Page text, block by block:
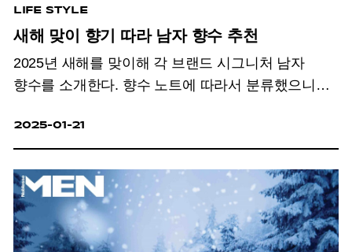
LIFE STYLE
새해 맞이 향기 따라 남자 향수 추천
2025년 새해를 맞이해 각 브랜드 시그니처 남자
향수를 소개한다. 향수 노트에 따라서 분류했으니
2025-01-21